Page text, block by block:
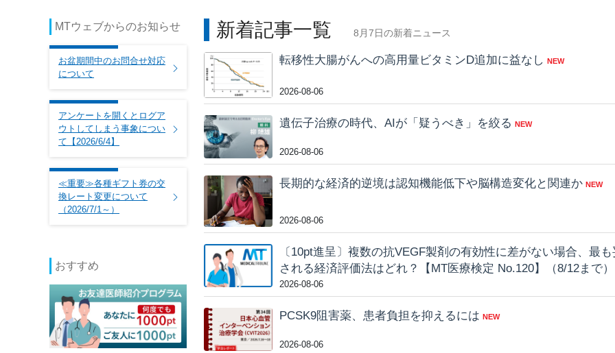
MTウェブからのお知らせ
お盆期間中のお問合せ対応
について
アンケートを開くとログア
ウトしてしまう事象につい
て【2026/6/4】
≪重要≫各種ギフト券の交
換レート変更について
（2026/7/1～）
おすすめ
新着記事一覧 8月7日の新着ニュース
転移性大腸がんへの高用量ビタミンD追加に益なし NEW
2026-08-06
遺伝子治療の時代、AIが「疑うべき」を絞る NEW
2026-08-06
長期的な経済的逆境は認知機能低下や脳構造変化と関連か NEW
2026-08-06
〔10pt進呈〕複数の抗VEGF製剤の有効性に差がない場合、最も
される経済評価法はどれ？【MT医療検定 No.120】（8/12まで）
2026-08-06
PCSK9阻害薬、患者負担を抑えるには NEW
2026-08-06